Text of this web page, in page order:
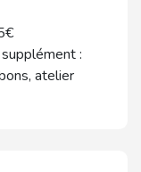
:
atelier